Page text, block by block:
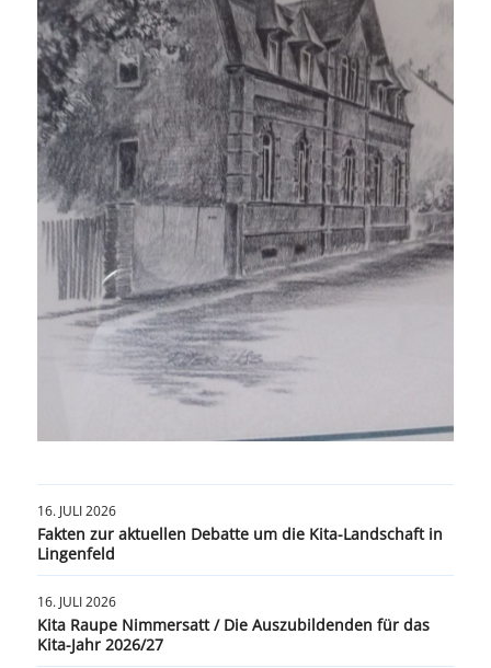
16. JULI 2026
Fakten zur aktuellen Debatte um die Kita-Landschaft in
Lingenfeld
16. JULI 2026
Kita Raupe Nimmersatt / Die Auszubildenden für das
Kita-Jahr 2026/27